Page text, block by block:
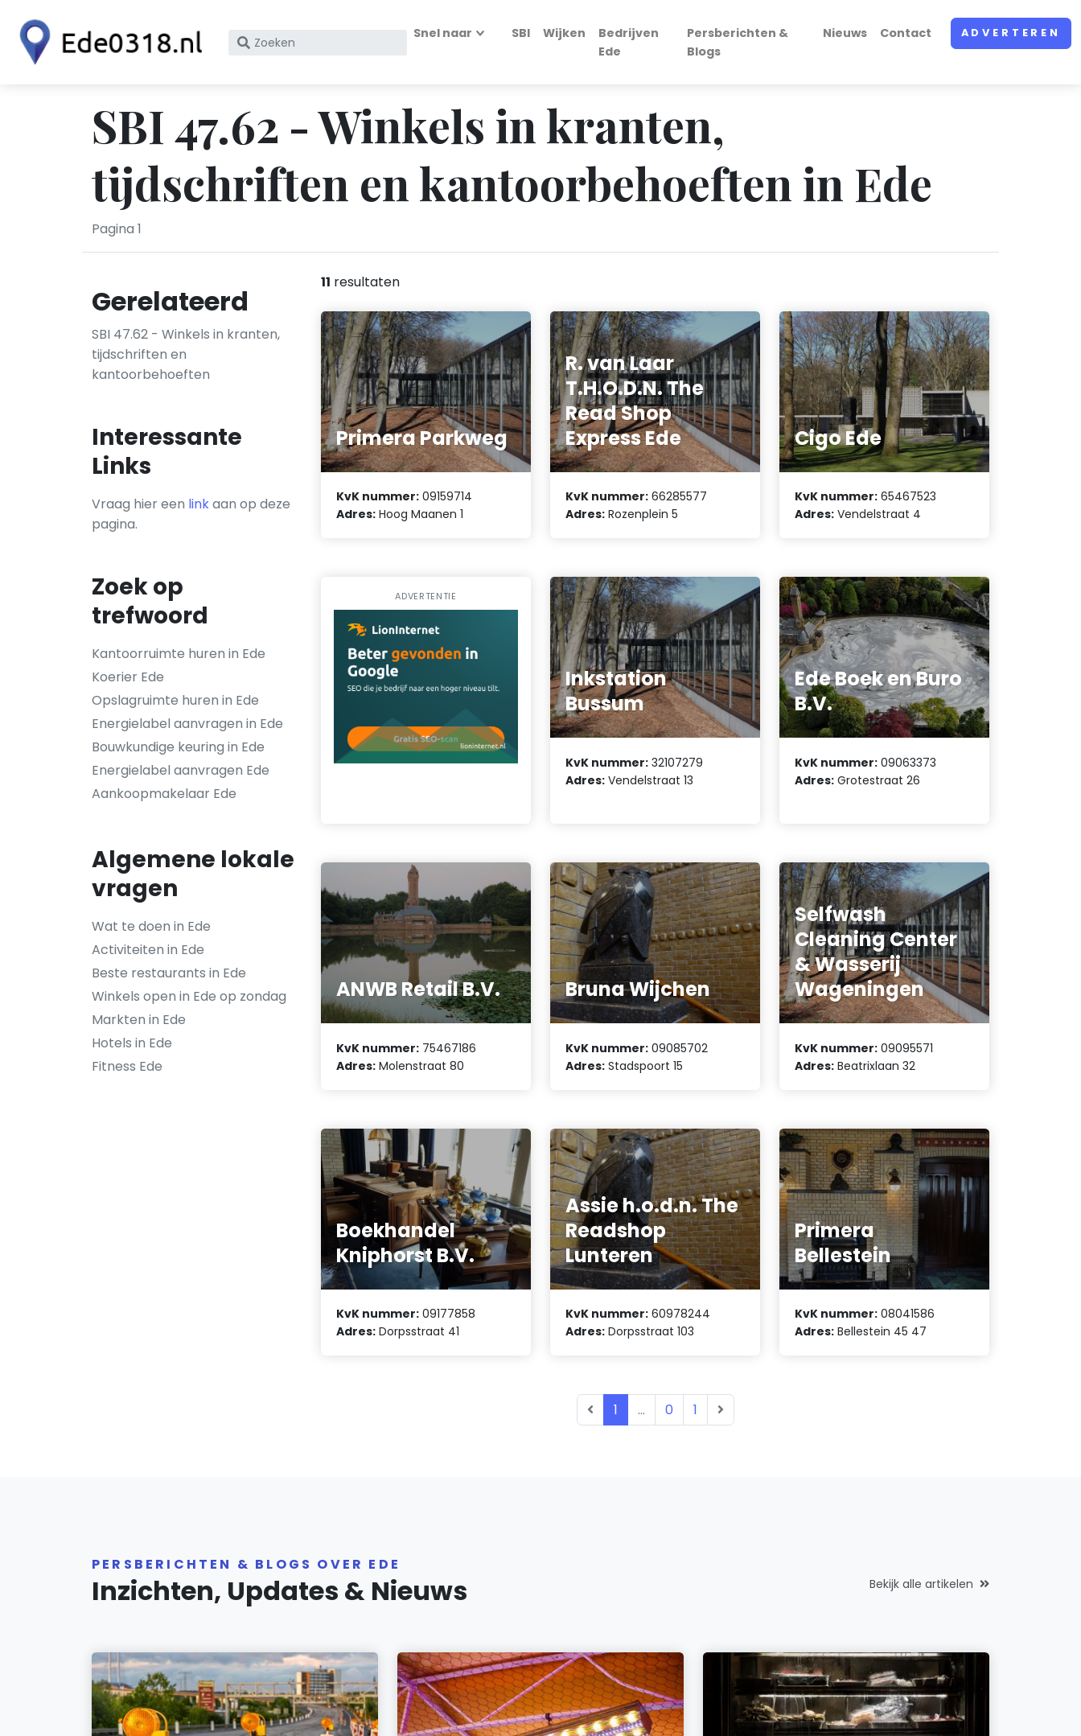
Zoek
KvK
nummer
Snel naar SBI Wijken
Bedrijven
Ede
Persberichten &
Blogs
Nieuws Contact ADVERTEREN
SBI 47.62 - Winkels in kranten,
tijdschriften en kantoorbehoeften in Ede
Pagina 1
Gerelateerd
SBI 47.62 - Winkels in kranten,
tijdschriften en
kantoorbehoeften
Interessante
Links
Vraag hier een linkaan op deze
pagina.
Zoek op
trefwoord
Kantoorruimte huren in Ede
Koerier Ede
Opslagruimte huren in Ede
Energielabel aanvragen in Ede
Bouwkundige keuring in Ede
Energielabel aanvragen Ede
Aankoopmakelaar Ede
Algemene lokale
vragen
Wat te doen in Ede
Activiteiten in Ede
Beste restaurants in Ede
Winkels open in Ede op zondag
Markten in Ede
Hotels in Ede
Fitness Ede
11 resultaten
Primera Parkweg
KvK nummer: 09159714
Adres: Hoog Maanen 1
R. van Laar
T.H.O.D.N. The
Read Shop
Express Ede
KvK nummer: 66285577
Adres: Rozenplein 5
Cigo Ede
KvK nummer: 65467523
Adres: Vendelstraat 4
ADVERTENTIE
Inkstation
Bussum
KvK nummer: 32107279
Adres: Vendelstraat 13
Ede Boek en Buro
B.V.
KvK nummer: 09063373
Adres: Grotestraat 26
ANWB Retail B.V.
KvK nummer: 75467186
Adres: Molenstraat 80
Bruna Wijchen
KvK nummer: 09085702
Adres: Stadspoort 15
Selfwash
Cleaning Center
& Wasserij
Wageningen
KvK nummer: 09095571
Adres: Beatrixlaan 32
Boekhandel
Kniphorst B.V.
KvK nummer: 09177858
Adres: Dorpsstraat 41
Assie h.o.d.n. The
Readshop
Lunteren
KvK nummer: 60978244
Adres: Dorpsstraat 103
Primera
Bellestein
KvK nummer: 08041586
Adres: Bellestein 45 47
1 ... 0 1
PERSBERICHTEN & BLOGS OVER EDE
Inzichten, Updates & Nieuws Bekijk alle artikelen